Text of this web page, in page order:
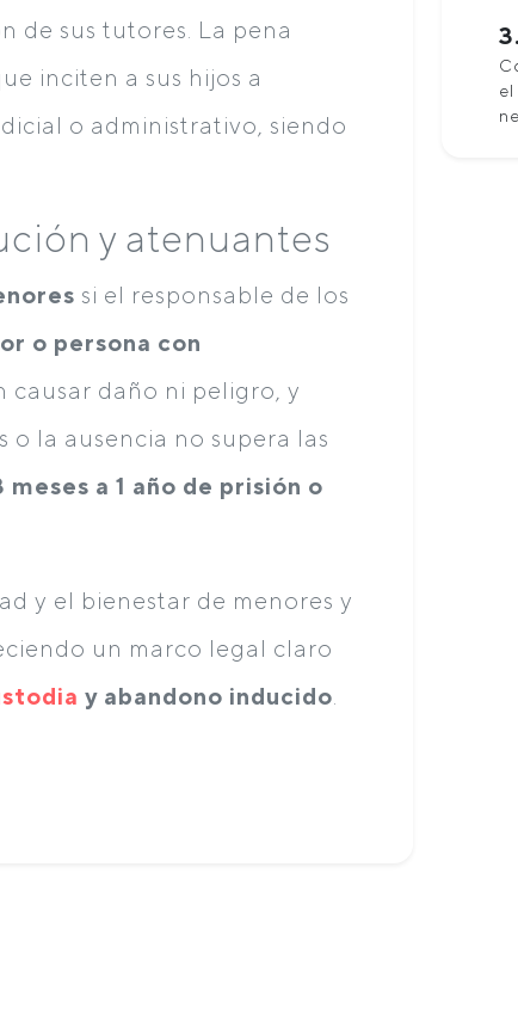
de sus tutores. La pena
inciten a sus hijos a
o administrativo, siendo
y atenuantes
si el responsable de los
o persona con
causar daño ni peligro, y
la ausencia no supera las
meses a 1 año de prisión o
y el bienestar de menores y
un marco legal claro
y abandono inducido
el